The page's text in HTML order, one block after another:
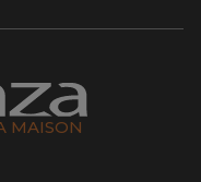
MAISON